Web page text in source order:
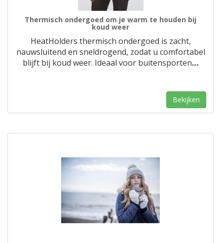
Thermisch ondergoed om je warm te houden bij
koud weer
HeatHolders thermisch ondergoed is zacht,
nauwsluitend en sneldrogend, zodat u comfortabel
blijft bij koud weer. Ideaal voor buitensporten…
Bekijken